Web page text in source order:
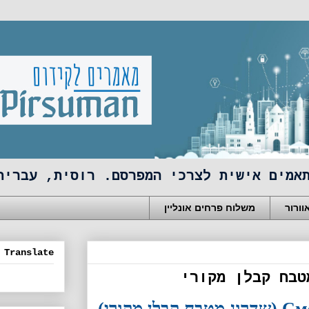
אישית לצרכי המפרסם. רוסית,
משלוח פרחים אונליין
Translate